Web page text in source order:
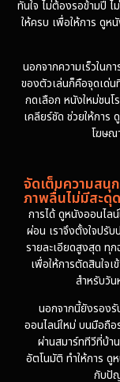
ทันใจ ไม่ต้องรอข้ามปี
ให้ครบ เพื่อให้การ ดูห
นอกจากความเร็วในก
ของตัวเล่นก็คือจุดเด่
กดเลือก หนังใหม่ชนโ
เคลียร์ชัด ช่วยให้การ
โฆษณ
จัดเต็มความสนุ
ภาพลื่นไม่มีสะดุด
การได้ ดูหนังออนไล
ผ่อน เราจึงตั้งใจปรับ
รายละเอียดสูงสุด ทุ
เพื่อให้การตัดสินใจ
สำหรับวั
นอกจากนี้ยังรองรั
ออนไลน์ใหม่ บนมือถือ
ผ่านสมาร์ททีวีที่บ้า
อัตโนมัติ ทำให้การ ดู
กับปั